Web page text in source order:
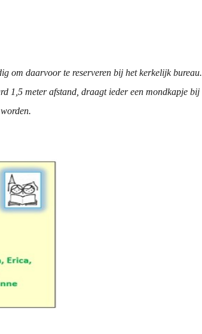
om daarvoor te reserveren bij het kerkelijk bureau.
1,5 meter afstand, draagt ieder een mondkapje bij